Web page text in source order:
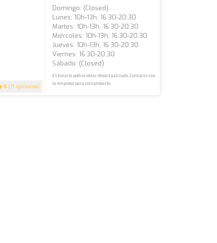
5 (71 opiniones)
Domingo: (closed)
Lunes: 10h-13h, 16:30-20:30
Martes: 10h-13h, 16:30-20:30
Miércoles: 10h-13h, 16:30-20:30
Jueves: 10h-13h, 16:30-20:30
Viernes: 16:30-20:30
Sábado: (closed)
El horario podría estar desactualizado. Contacta con
la empresa para comprobarlo.